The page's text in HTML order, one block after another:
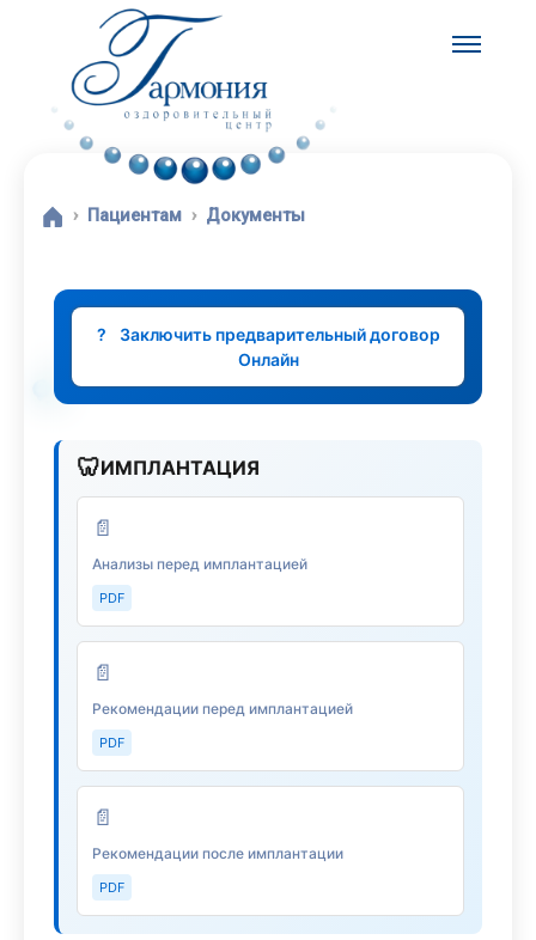
Пациентам Документы
?
Заключить предварительный договор
Онлайн
🦷ИМПЛАНТАЦИЯ
📄
Анализы перед имплантацией
PDF
📄
Рекомендации перед имплантацией
PDF
📄
Рекомендации после имплантации
PDF